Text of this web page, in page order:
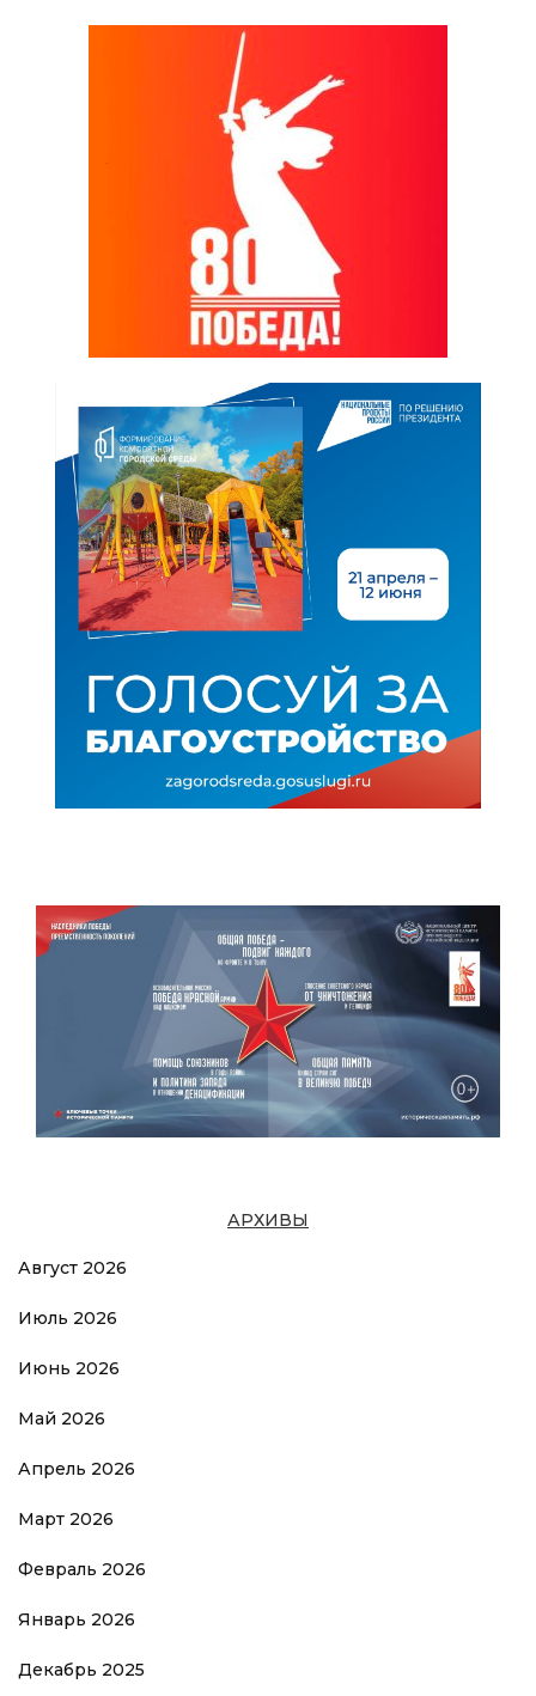
АРХИВЫ
Август 2026
Июль 2026
Июнь 2026
Май 2026
Апрель 2026
Март 2026
Февраль 2026
Январь 2026
Декабрь 2025